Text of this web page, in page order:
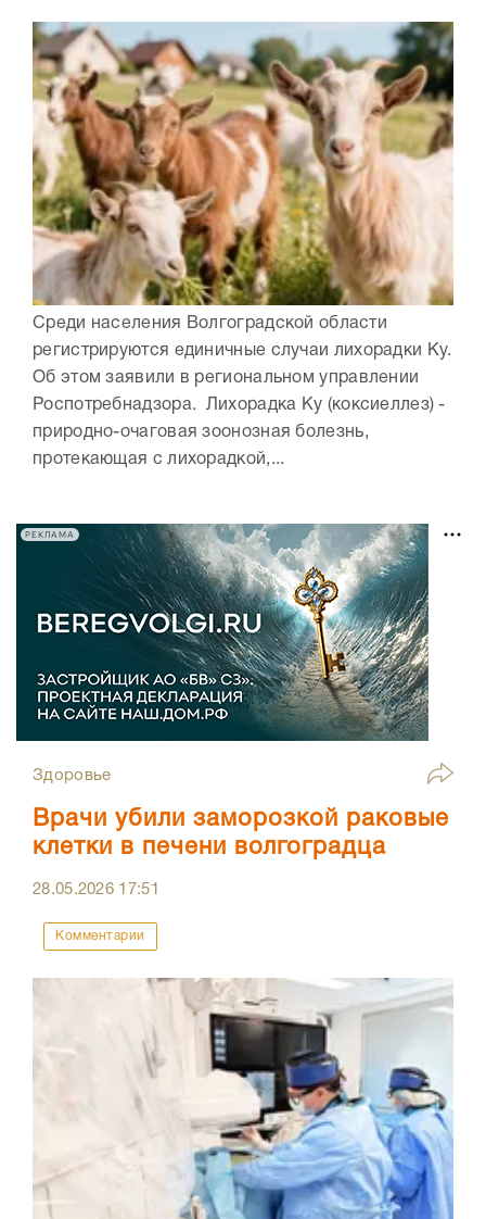
Среди населения Волгоградской области
регистрируются единичные случаи лихорадки Ку.
Об этом заявили в региональном управлении
Роспотребнадзора. Лихорадка Ку (коксиеллез) -
природно-очаговая зоонозная болезнь,
протекающая с лихорадкой,...
РЕКЛАМА
Здоровье
Врачи убили заморозкой раковые
клетки в печени волгоградца
28.05.2026 17:51
Комментарии